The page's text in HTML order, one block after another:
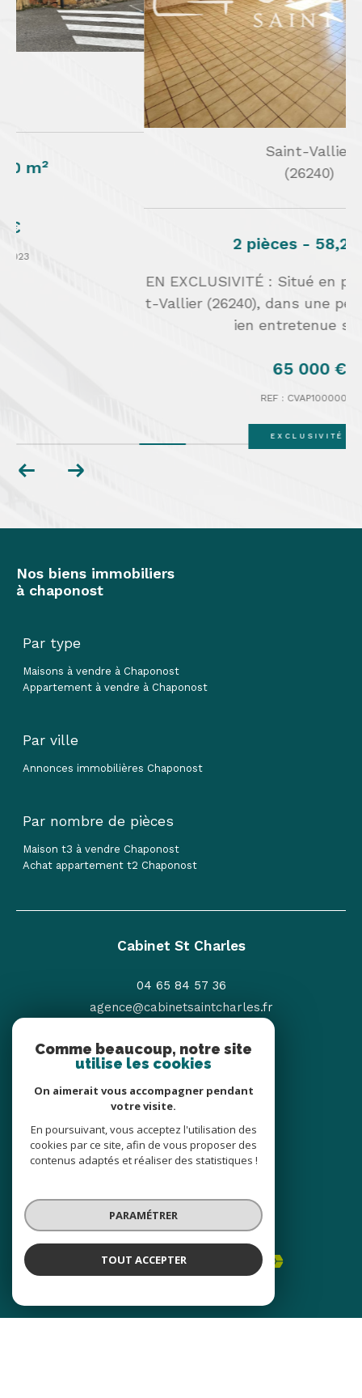
2 pièces - 58,29 m²
EN EXCLUSIVITÉ : Situé en plein cœur de Sain
t-Vallier (26240), dans une petite copropriété b
ien entretenue sans...
Nos biens immobiliers
à chaponost
Maisons à vendre à Chaponost
Appartement à vendre à Chaponost
Par ville
Annonces immobilières Chaponost
Achat appartement t2 Chaponost
Cabinet St Charles
04 65 84 57 36
13 RUE DE LA PIERRE BLEUE
69630 chaponost
Adhérents
Comme beaucoup, notre site
utilise les cookies
On aimerait vous accompagner pendant
votre visite.
En poursuivant, vous acceptez l'utilisation des
cookies par ce site, afin de vous proposer des
contenus adaptés et réaliser des statistiques !
PARAMÉTRER
TOUT ACCEPTER